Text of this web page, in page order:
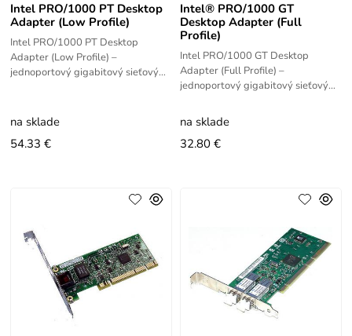
Intel PRO/1000 PT Desktop
Adapter (Low Profile)
Intel PRO/1000 PT Desktop
Adapter (Low Profile) –
jednoportový gigabitový sieťový
Poskytuje 1x
na sklade
54.33 €
Intel® PRO/1000 GT
Desktop Adapter (Full
Profile)
Intel PRO/1000 GT Desktop
Adapter (Full Profile) –
jednoportový gigabitový sieťový
full-profile prevedení. Poskytuje
na sklade
32.80 €